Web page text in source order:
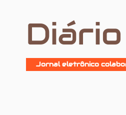
Jornal eletrônico